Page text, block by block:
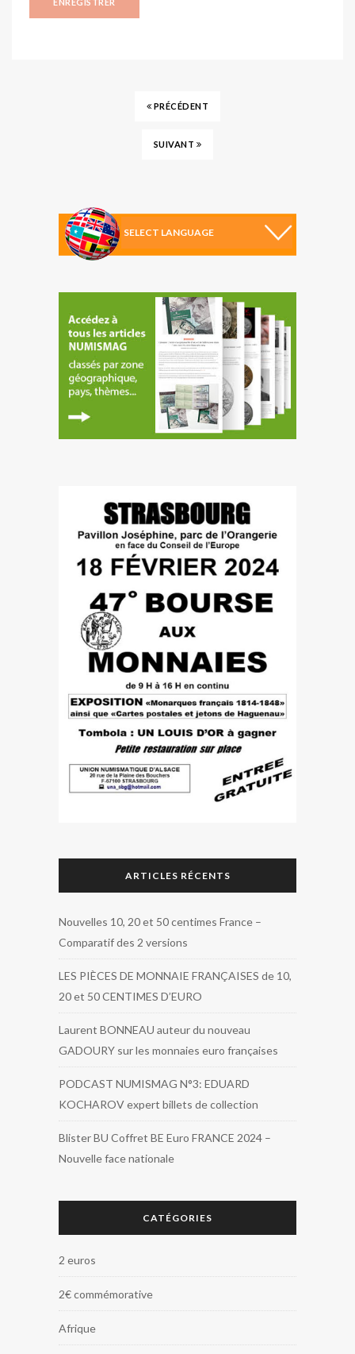
PRÉCÉDENT
SUIVANT
ARTICLES RÉCENTS
Nouvelles 10, 20 et 50 centimes France –
Comparatif des 2 versions
LES PIÈCES DE MONNAIE FRANÇAISES de 10,
20 et 50 CENTIMES D’EURO
Laurent BONNEAU auteur du nouveau
GADOURY sur les monnaies euro françaises
PODCAST NUMISMAG N°3: EDUARD
KOCHAROV expert billets de collection
Blister BU Coffret BE Euro FRANCE 2024 –
Nouvelle face nationale
CATÉGORIES
2 euros
2€ commémorative
Afrique